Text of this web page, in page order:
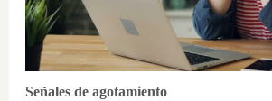
Señales de agotamiento